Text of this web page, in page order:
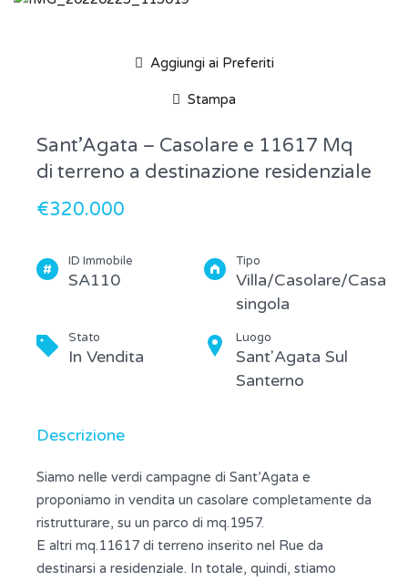
Aggiungi ai Preferiti
Stampa
Sant’Agata – Casolare e 11617 Mq
di terreno a destinazione residenziale
€320.000
ID Immobile
SA110
Tipo
Villa/Casolare/Casa
singola
Stato
In Vendita
Luogo
Sant'Agata Sul
Santerno
Descrizione
Siamo nelle verdi campagne di Sant’Agata e
proponiamo in vendita un casolare completamente da
ristrutturare, su un parco di mq.1957.
E altri mq.11617 di terreno inserito nel Rue da
destinarsi a residenziale. In totale, quindi, stiamo